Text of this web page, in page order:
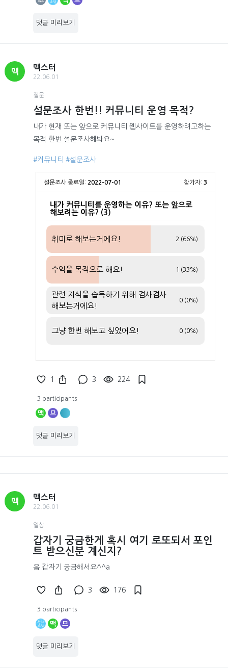
댓글 미리보기
맥
맥스터
22.06.01
질문
설문조사 한번!! 커뮤니티 운영 목적?
내가 현재 또는 앞으로 커뮤니티 웹사이트를 운영하려고하는
목적 한번 설문조사해봐요~
#커뮤니티 #설문조사
설문조사 종료일: 2022-07-01 참가자: 3
내가 커뮤니티를 운영하는 이유? 또는 앞으로
해보려는 이유? (3)
취미로 해보는거에요! 2 (66%)
수익을 목적으로 해요! 1 (33%)
관련 지식을 습득하기 위해 겸사겸사
해보는거에요!
0 (0%)
그냥 한번 해보고 싶었어요! 0 (0%)
1 3 224
3 participants
맥 므
댓글 미리보기
맥
맥스터
22.06.01
일상
갑자기 궁금한게 혹시 여기 로또되서 포인
트 받으신분 계신지?
음 갑자기 궁금해서요^^a
3 176
3 participants
맥 므
댓글 미리보기